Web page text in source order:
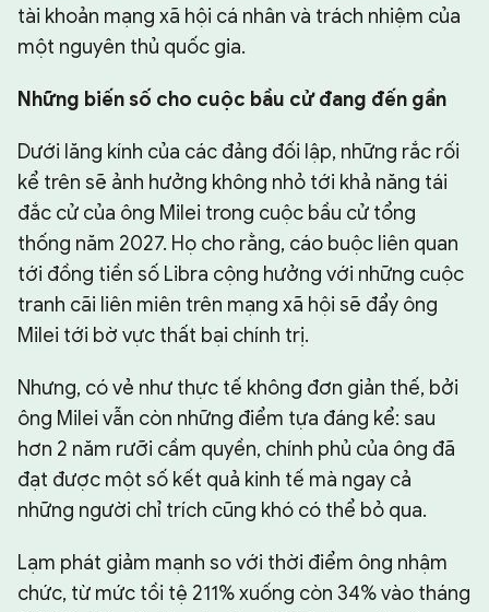
tài khoản mạng xã hội cá nhân và trách nhiệm của
một nguyên thủ quốc gia.
Những biến số cho cuộc bầu cử đang đến gần
Dưới lăng kính của các đảng đối lập, những rắc rối
kể trên sẽ ảnh hưởng không nhỏ tới khả năng tái
đắc cử của ông Milei trong cuộc bầu cử tổng
thống năm 2027. Họ cho rằng, cáo buộc liên quan
tới đồng tiền số Libra cộng hưởng với những cuộc
tranh cãi liên miên trên mạng xã hội sẽ đẩy ông
Milei tới bờ vực thất bại chính trị.
Nhưng, có vẻ như thực tế không đơn giản thế, bởi
ông Milei vẫn còn những điểm tựa đáng kể: sau
hơn 2 năm rưỡi cầm quyền, chính phủ của ông đã
đạt được một số kết quả kinh tế mà ngay cả
những người chỉ trích cũng khó có thể bỏ qua.
Lạm phát giảm mạnh so với thời điểm ông nhậm
chức, từ mức tồi tệ 211% xuống còn 34% vào tháng